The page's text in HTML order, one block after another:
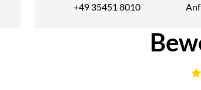
Telefon:
+49 35451 8010